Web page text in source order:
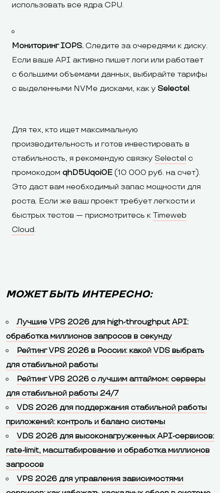
использовать все ядра CPU.
Мониторинг IOPS. Следите за очередями к диску.
Если ваше API активно пишет логи или работает
с большими объемами данных, выбирайте тарифы
с выделенными NVMe дисками, как у Selectel.
Для тех, кто ищет максимальную
производительность и готов инвестировать в
стабильность, я рекомендую связку Selectel с
промокодом qhD5Uqoi0E (10 000 руб. на счет).
Это даст вам необходимый запас мощности для
роста. Если же ваш проект требует легкости и
быстрых тестов — присмотритесь к Timeweb
Cloud.
МОЖЕТ БЫТЬ ИНТЕРЕСНО:
Лучшие VPS 2026 для high-throughput API:
обработка миллионов запросов в секунду
Рейтинг VPS 2026 в России: какой VDS выбрать
для стабильной работы
Рейтинг VPS 2026 с лучшим аптаймом: серверы
для стабильной работы 24/7
VDS 2026 для поддержания стабильной работы
приложений: контроль и баланс системы
VDS 2026 для высоконагруженных API-сервисов:
rate-limit, масштабирование и обработка миллионов
запросов
VPS 2026 для управления зависимостями